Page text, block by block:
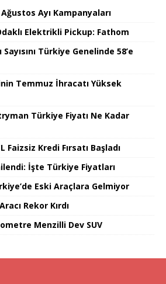
Ayı Kampanyaları
Elektrikli Pickup: Fathom
Türkiye Genelinde 58’e
Temmuz İhracatı Yüksek
Türkiye Fiyatı Ne Kadar
Kredi Fırsatı Başladı
İşte Türkiye Fiyatları
Eski Araçlara Gelmiyor
Rekor Kırdı
Menzilli Dev SUV